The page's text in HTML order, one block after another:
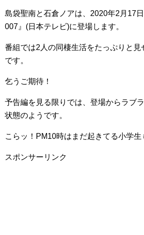
島袋聖南と石倉ノアは、2020年2月17
007』(日本テレビ)に登場します。
番組では2人の同棲生活をたっぷりと見
です。
乞うご期待！
予告編を見る限りでは、登場からラブ
状態のようです。
こらッ！PM10時はまだ起きてる小学生
スポンサーリンク